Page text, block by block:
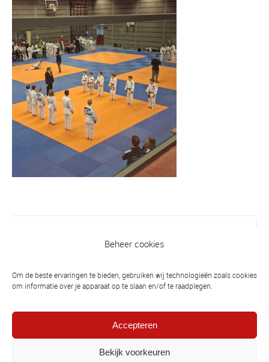
Beheer cookies
Om de beste ervaringen te bieden, gebruiken wij technologieën zoals cookies
om informatie over je apparaat op te slaan en/of te raadplegen.
Accepteren
Bekijk voorkeuren
Randori competitie in eigen dojo en
Oprichter en Sensei Harry Martens na
dappere strijd overleden